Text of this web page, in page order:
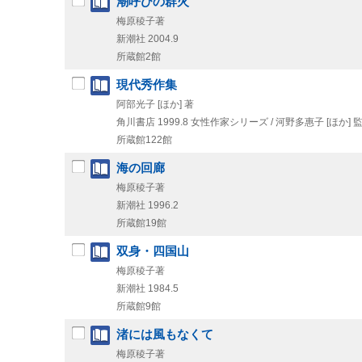
梅原稜子著
新潮社 2004.9
所蔵館2館
現代秀作集
阿部光子 [ほか] 著
角川書店 1999.8 女性作家シリーズ / 河野多惠子 [ほか]
所蔵館122館
海の回廊
梅原稜子著
新潮社 1996.2
所蔵館19館
双身・四国山
梅原稜子著
新潮社 1984.5
所蔵館9館
渚には風もなくて
梅原稜子著